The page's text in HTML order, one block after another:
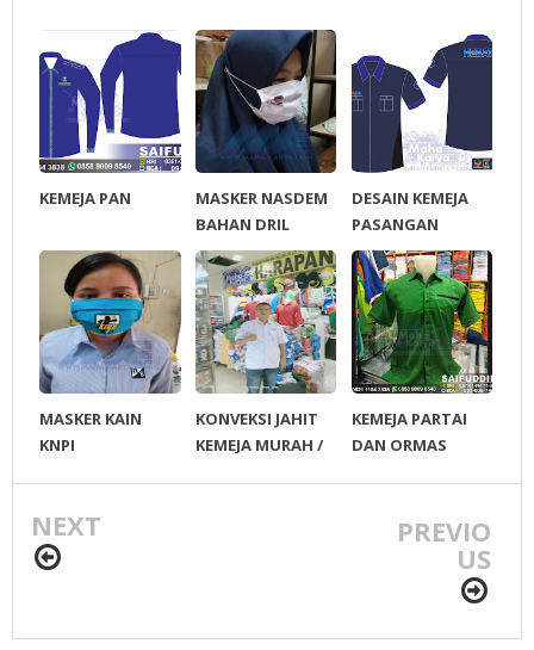
KEMEJA PAN
MASKER NASDEM
BAHAN DRIL
SABLON
DESAIN KEMEJA
PASANGAN
CALON PILKADA
PESISIR SELATAN
MASKER KAIN
KNPI
KONVEKSI JAHIT
KEMEJA MURAH /
KEMEJA PARTAI
DAN ORMAS
NEXT PREVIO
US